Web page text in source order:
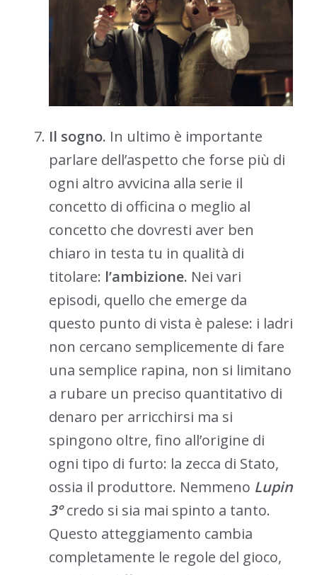
Il sogno. In ultimo è importante
parlare dell’aspetto che forse più di
ogni altro avvicina alla serie il
concetto di officina o meglio al
concetto che dovresti aver ben
chiaro in testa tu in qualità di
titolare: l’ambizione. Nei vari
episodi, quello che emerge da
questo punto di vista è palese: i ladri
non cercano semplicemente di fare
una semplice rapina, non si limitano
a rubare un preciso quantitativo di
denaro per arricchirsi ma si
spingono oltre, fino all’origine di
ogni tipo di furto: la zecca di Stato,
ossia il produttore. Nemmeno Lupin
3°credo si sia mai spinto a tanto.
Questo atteggiamento cambia
completamente le regole del gioco,